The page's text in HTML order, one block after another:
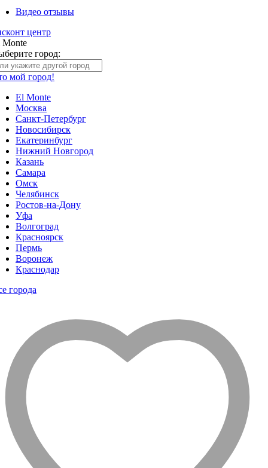
Видео отзывы
центр
Monte
город:
мой город!
El Monte
Москва
Санкт-Петербург
Новосибирск
Екатеринбург
Нижний Новгород
Казань
Самара
Омск
Челябинск
Ростов-на-Дону
Уфа
Волгоград
Красноярск
Пермь
Воронеж
Краснодар
города